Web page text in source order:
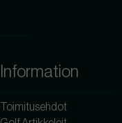
Information
Toimitusehdot